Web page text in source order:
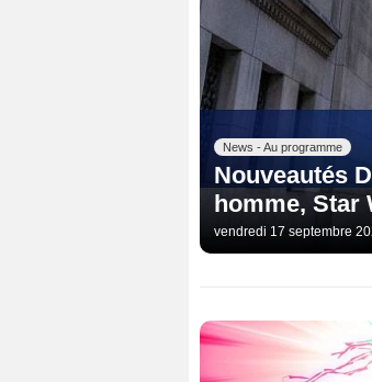
News - Au programme
Nouveautés
homme, Star
vendredi 17 septembre